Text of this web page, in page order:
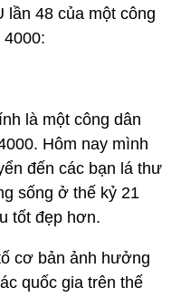
48 của một công
là một công dân
Hôm nay mình
đến các bạn lá thư
sống ở thế kỷ 21
tốt đẹp hơn.
cơ bản ảnh hưởng
quốc gia trên thế